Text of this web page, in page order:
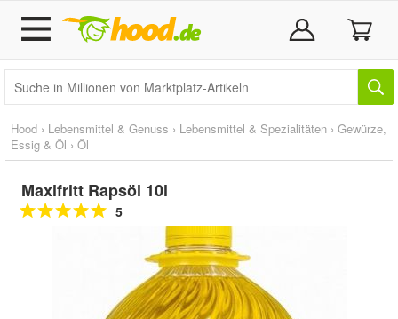
Hood › Lebensmittel & Genuss › Lebensmittel & Spezialitäten › Gewürze,
Essig & Öl › Öl
Maxifritt Rapsöl 10l
5